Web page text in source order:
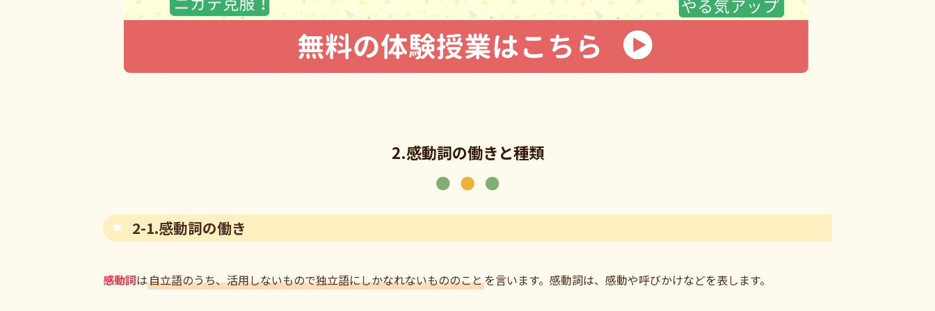
2.感動詞の働きと種類
2-1.感動詞の働き
感動詞は自立語のうち、活用しないもので独立語にしかなれないもののことを言います。感動詞は、感動や呼びかけなどを表します。